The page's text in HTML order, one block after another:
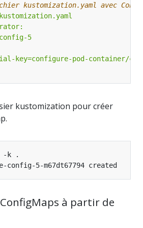
kustomization.yaml avec
kustomization pour créer
à partir de